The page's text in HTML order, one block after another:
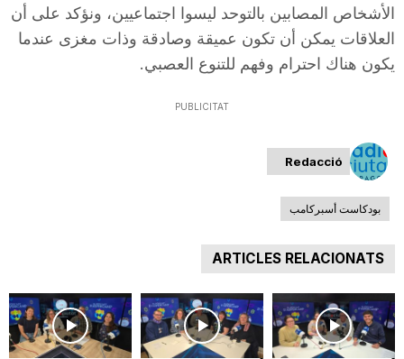
a
r
a
g
o
الأشخاص المصابين بالتوحد ليسوا اجتماعيين، ونؤكد على أن
العلاقات يمكن أن تكون عميقة وصادقة وذات مغزى عندما
يكون هناك احترام وفهم للتنوع العصبي.
PUBLICITAT
Redacció
بودكاست أسبركامب
ARTICLES RELACIONATS